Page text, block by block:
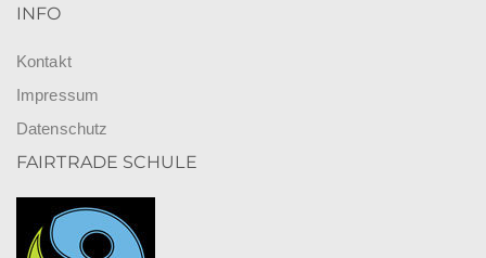
INFO
Kontakt
Impressum
Datenschutz
FAIRTRADE SCHULE